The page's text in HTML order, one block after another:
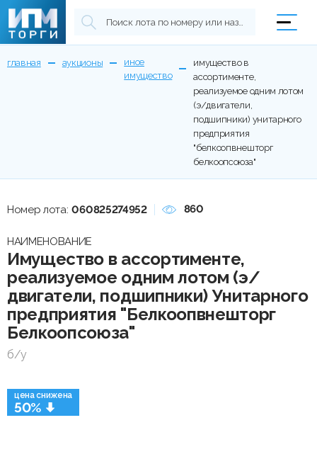
главная аукционы
иное
имущество
имущество в
ассортименте,
реализуемое одним лотом
(э/двигатели,
подшипники) унитарного
предприятия
"белкоопвнешторг
белкоопсоюза"
цена снижена
50%
Номер лота: 060825274952 860
НАИМЕНОВАНИЕ
Имущество в ассортименте,
реализуемое одним лотом (э/
двигатели, подшипники) Унитарного
предприятия "Белкоопвнешторг
Белкоопсоюза"
б/у